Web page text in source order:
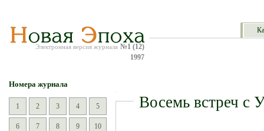
Электронная версия журнала №1 (12)
1997
Номера журнала
1 2 3 4 5
6 7 8 9 10
Восемь встреч с